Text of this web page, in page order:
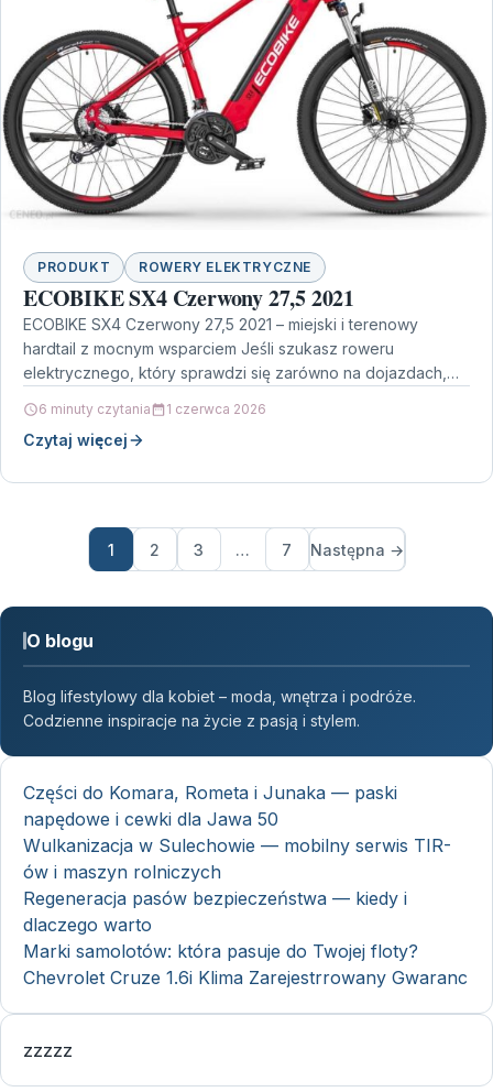
PRODUKT ROWERY ELEKTRYCZNE
ECOBIKE SX4 Czerwony 27,5 2021
ECOBIKE SX4 Czerwony 27,5 2021 – miejski i terenowy
hardtail z mocnym wsparciem Jeśli szukasz roweru
elektrycznego, który sprawdzi się zarówno na dojazdach,
6 minuty czytania 1 czerwca 2026
Czytaj więcej
1 2 3 … 7 Następna →
O blogu
Blog lifestylowy dla kobiet – moda, wnętrza i podróże.
Codzienne inspiracje na życie z pasją i stylem.
Części do Komara, Rometa i Junaka — paski
napędowe i cewki dla Jawa 50
Wulkanizacja w Sulechowie — mobilny serwis TIR-
ów i maszyn rolniczych
Regeneracja pasów bezpieczeństwa — kiedy i
dlaczego warto
Marki samolotów: która pasuje do Twojej floty?
Chevrolet Cruze 1.6i Klima Zarejestrrowany Gwaranc
zzzzz